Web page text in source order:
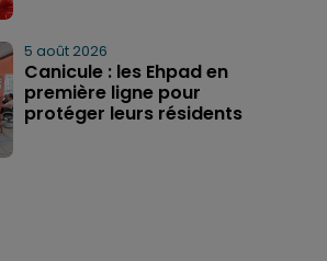
5 août 2026
Canicule : les Ehpad en
première ligne pour
protéger leurs résidents